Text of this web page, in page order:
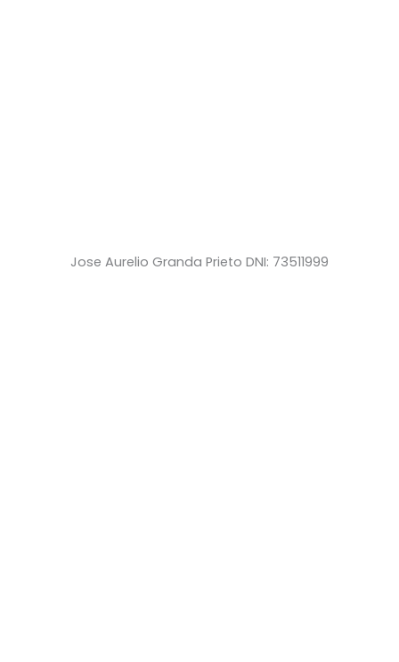
Jose Aurelio Granda Prieto DNI: 73511999